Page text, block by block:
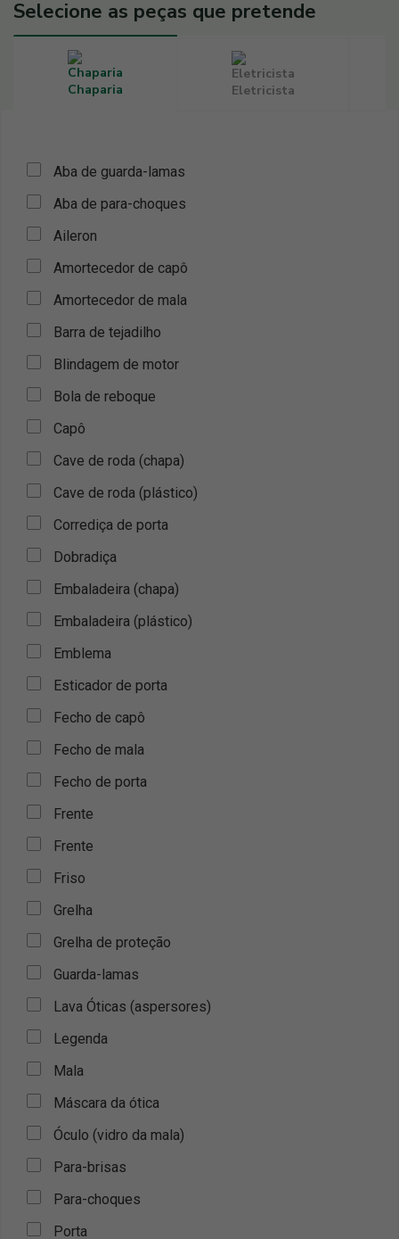
Selecione as peças que pretende
Chaparia Eletricista
Aba de guarda-lamas
Aba de para-choques
Aileron
Amortecedor de capô
Amortecedor de mala
Barra de tejadilho
Blindagem de motor
Bola de reboque
Capô
Cave de roda (chapa)
Cave de roda (plástico)
Corrediça de porta
Dobradiça
Embaladeira (chapa)
Embaladeira (plástico)
Emblema
Esticador de porta
Fecho de capô
Fecho de mala
Fecho de porta
Frente
Frente
Friso
Grelha
Grelha de proteção
Guarda-lamas
Lava Óticas (aspersores)
Legenda
Mala
Máscara da ótica
Óculo (vidro da mala)
Para-brisas
Para-choques
Porta